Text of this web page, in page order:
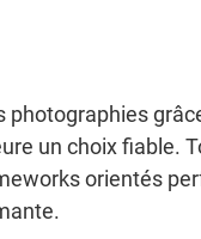
photographies
un choix fiable.
orientés